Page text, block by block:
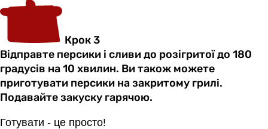
Крок 3
Відправте персики і сливи до розігритої до 180
градусів на 10 хвилин. Ви також можете
приготувати персики на закритому грилі.
Подавайте закуску гарячою.
Готувати - це просто!